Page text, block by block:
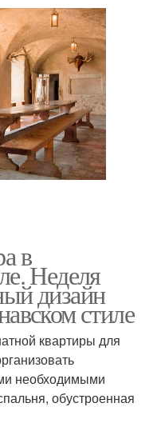
в
Неделя
дизайн
стиле
квартиры для
необходимыми
обустроенная